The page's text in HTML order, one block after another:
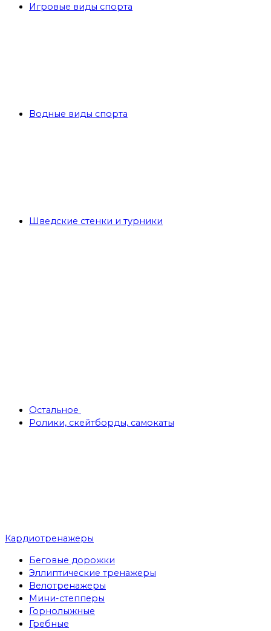
Игровые виды спорта
Водные виды спорта
Шведские стенки и турники
Остальное
Ролики, скейтборды, самокаты
Кардиотренажеры
Беговые дорожки
Эллиптические тренажеры
Велотренажеры
Мини-степперы
Горнолыжные
Гребные